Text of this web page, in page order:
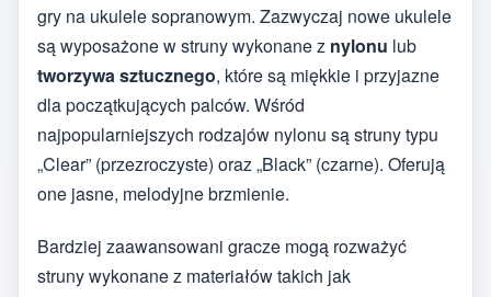
gry na ukulele sopranowym. Zazwyczaj nowe ukulele
są wyposażone w struny wykonane z nylonu lub
tworzywa sztucznego, które są miękkie i przyjazne
dla początkujących palców. Wśród
najpopularniejszych rodzajów nylonu są struny typu
„Clear” (przezroczyste) oraz „Black” (czarne). Oferują
one jasne, melodyjne brzmienie.
Bardziej zaawansowani gracze mogą rozważyć
struny wykonane z materiałów takich jak